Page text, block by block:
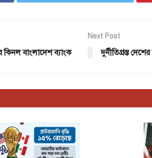
বাংলাদেশ ব্যাংক
Next Post
দুর্নীতিগ্রস্ত